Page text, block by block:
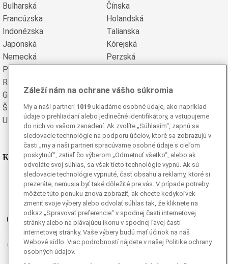
Bulharská
Čínska
Francúzska
Holandská
Indonézska
Talianska
Japonská
Kórejská
Nemecká
Perzská
Poľská
Rumunská
Grécka
Španielska
Švédska
Turecká
Ukrajinská
Vietnamská
Kde nás nájdete
Facebook
Instagram
Ganjing
Youtube
Twitter
Telegram
Záleží nám na ochrane vášho súkromia
My a naši partneri 1019 ukladáme osobné údaje, ako napríklad
údaje o prehliadaní alebo jedinečné identifikátory, a vstupujeme
do nich vo vašom zariadení. Ak zvolíte „Súhlasím“, zapnú sa
sledovacie technológie na podporu účelov, ktoré sa zobrazujú v
časti „my a naši partneri spracúvame osobné údaje s cieľom
poskytnúť“, zatiaľ čo výberom „Odmetnuť všetko“, alebo ak
odvoláte svoj súhlas, sa však tieto technológie vypnú. Ak sú
sledovacie technológie vypnuté, časť obsahu a reklamy, ktoré si
prezeráte, nemusia byť také dôležité pre vás. V prípade potreby
môžete túto ponuku znova zobraziť, ak chcete kedykoľvek
zmeniť svoje výbery alebo odvolať súhlas tak, že kliknete na
odkaz „Spravovať preferencie“ v spodnej časti internetovej
stránky alebo na plávajúcu ikonu v spodnej ľavej časti
internetovej stránky. Vaše výbery budú mať účinok na náš
Webové sídlo. Viac podrobností nájdete v našej Politike ochrany
osobných údajov.